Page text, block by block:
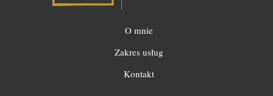
O mnie
Zakres usług
Kontakt